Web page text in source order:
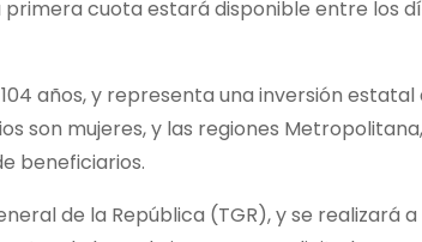
cuota estará disponible entre los
años, y representa una inversión estatal
son mujeres, y las regiones Metropolitana,
beneficiarios.
de la República (TGR), y se realizará a